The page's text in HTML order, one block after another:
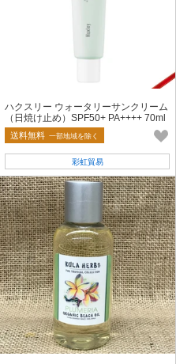
ハクスリー ウォータリーサンクリーム
（日焼け止め）SPF50+ PA++++ 70ml
送料無料 一部地域を除く
彩虹貿易